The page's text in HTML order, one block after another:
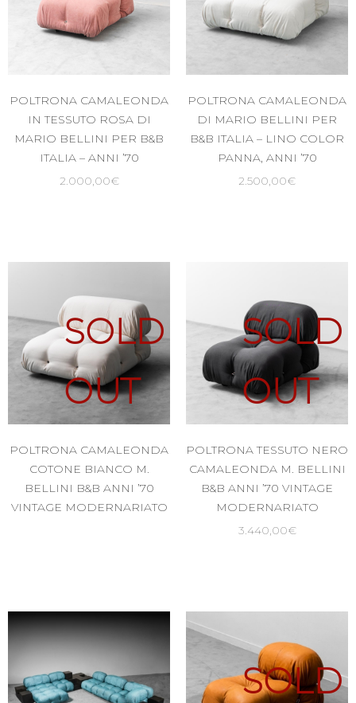
POLTRONA CAMALEONDA
IN TESSUTO ROSA DI
MARIO BELLINI PER B&B
ITALIA – ANNI ’70
2.000,00€
POLTRONA CAMALEONDA
DI MARIO BELLINI PER
B&B ITALIA – LINO COLOR
PANNA, ANNI ’70
2.500,00€
SOLD
OUT
POLTRONA CAMALEONDA
COTONE BIANCO M.
BELLINI B&B ANNI ’70
VINTAGE MODERNARIATO
SOLD
OUT
POLTRONA TESSUTO NERO
CAMALEONDA M. BELLINI
B&B ANNI ’70 VINTAGE
MODERNARIATO
3.440,00€
SOLD